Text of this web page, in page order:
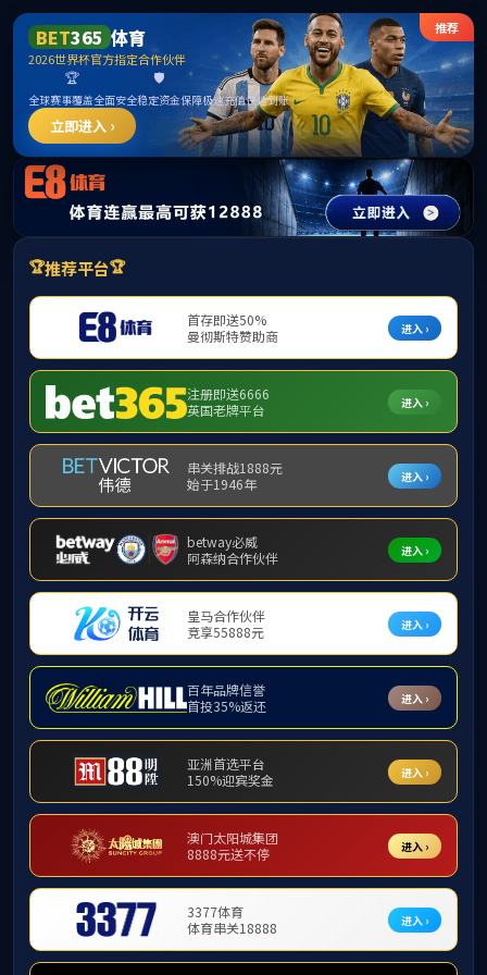
网站首页 信息公开 新闻动态
服务领域 技术力量 党建文化
欢迎光临
您当前所在位置： 首页>党建文化
廉政建设
自然资源系统
地质系统